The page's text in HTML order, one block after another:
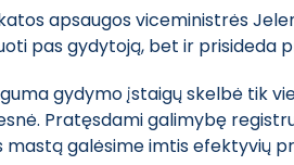
apsaugos viceministrės
pas gydytoją, bet ir prisideda
gydymo įstaigų skelbė tik
Pratęsdami galimybę
galėsime imtis efektyvių